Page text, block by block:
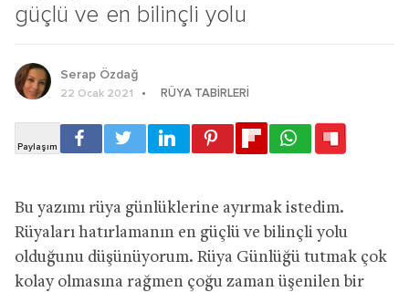
güçlü ve en bilinçli yolu
Serap Özdağ
22 Ocak 2021 RÜYA TABIRLERI
Bu yazımı rüya günlüklerine ayırmak istedim.
Rüyaları hatırlamanın en güçlü ve bilinçli yolu
olduğunu düşünüyorum. Rüya Günlüğü tutmak çok
kolay olmasına rağmen çoğu zaman üşenilen bir